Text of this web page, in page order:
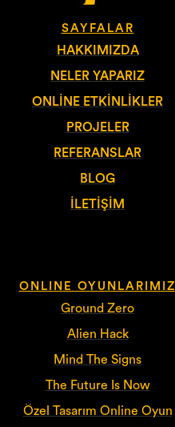
SAYFALAR
HAKKIMIZDA
NELER YAPARIZ
ONLINE ETKINLIKLER
PROJELER
REFERANSLAR
BLOG
İLETIŞIM
ONLINE OYUNLARIMIZ
Ground Zero
Alien Hack
Mind The Signs
The Future Is Now
Özel Tasarım Online Oyun